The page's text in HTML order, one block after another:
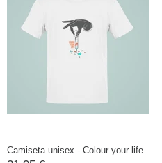
Camiseta unisex - Colour your life